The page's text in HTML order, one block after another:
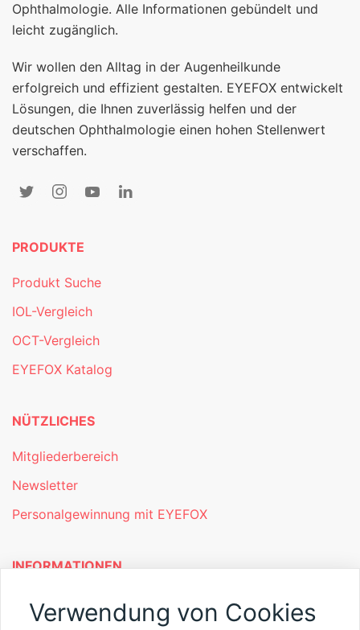
Ophthalmologie. Alle Informationen gebündelt und
leicht zugänglich.
Wir wollen den Alltag in der Augenheilkunde
erfolgreich und effizient gestalten. EYEFOX entwickelt
Lösungen, die Ihnen zuverlässig helfen und der
deutschen Ophthalmologie einen hohen Stellenwert
verschaffen.
PRODUKTE
Produkt Suche
IOL-Vergleich
OCT-Vergleich
EYEFOX Katalog
NÜTZLICHES
Mitgliederbereich
Newsletter
Personalgewinnung mit EYEFOX
INFORMATIONEN
Was ist EYEFOX – Ihre Möglichkeiten
Verwendung von Cookies